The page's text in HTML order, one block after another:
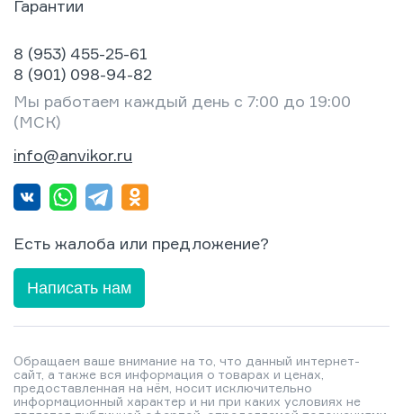
Гарантии
8 (953) 455-25-61
8 (901) 098-94-82
Мы работаем каждый день с 7:00 до 19:00
(МСК)
info@anvikor.ru
Есть жалоба или предложение?
Написать нам
Обращаем ваше внимание на то, что данный интернет-
сайт, а также вся информация о товарах и ценах,
предоставленная на нём, носит исключительно
информационный характер и ни при каких условиях не